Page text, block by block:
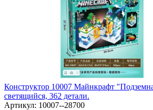
Конструктор 10007 Майнкрафт
светящийся, 362 детали.
Артикул: 10007--28700